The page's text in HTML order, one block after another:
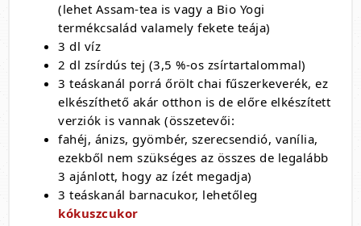
(lehet Assam-tea is vagy a Bio Yogi
termékcsalád valamely fekete teája)
3 dl víz
2 dl zsírdús tej (3,5 %-os zsírtartalommal)
3 teáskanál porrá őrölt chai fűszerkeverék, ez
elkészíthető akár otthon is de előre elkészített
verziók is vannak (összetevői:
fahéj, ánizs, gyömbér, szerecsendió, vanília,
ezekből nem szükséges az összes de legalább
3 ajánlott, hogy az ízét megadja)
3 teáskanál barnacukor, lehetőleg
kókuszcukor